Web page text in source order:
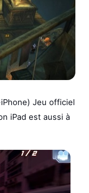
Jeu officiel
iPad est aussi à